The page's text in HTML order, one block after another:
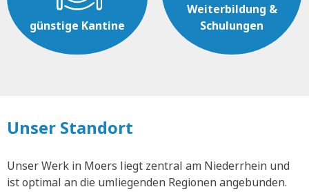
günstige Kantine
Weiterbildung &
Schulungen
Unser Standort
Unser Werk in Moers liegt zentral am Niederrhein und
ist optimal an die umliegenden Regionen angebunden.